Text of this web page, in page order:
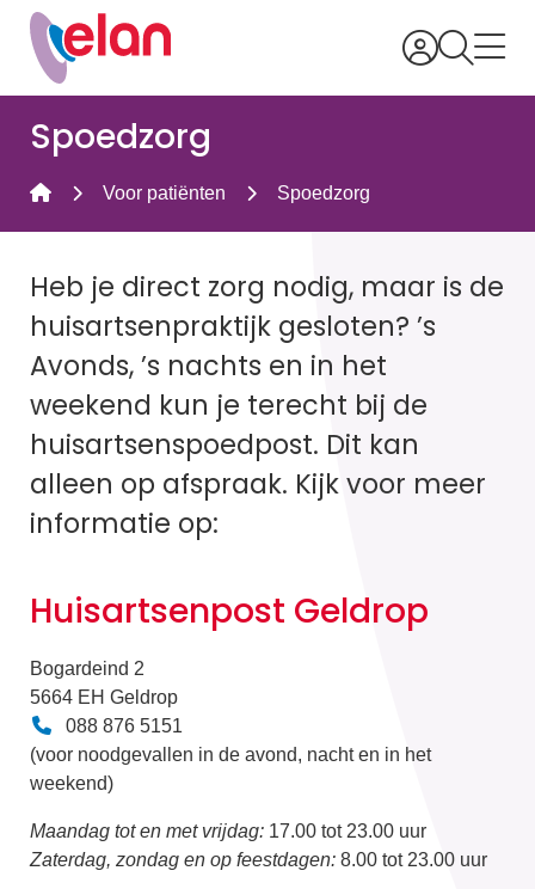
Spoedzorg
Voor patiënten Spoedzorg
Heb je direct zorg nodig, maar is de
huisartsenpraktijk gesloten? ’s
Avonds, ’s nachts en in het
weekend kun je terecht bij de
huisartsenspoedpost. Dit kan
alleen op afspraak. Kijk voor meer
informatie op:
Huisartsenpost Geldrop
Bogardeind 2
5664 EH Geldrop
088 876 5151
(voor noodgevallen in de avond, nacht en in het
weekend)
Maandag tot en met vrijdag: 17.00 tot 23.00 uur
Zaterdag, zondag en op feestdagen: 8.00 tot 23.00 uur